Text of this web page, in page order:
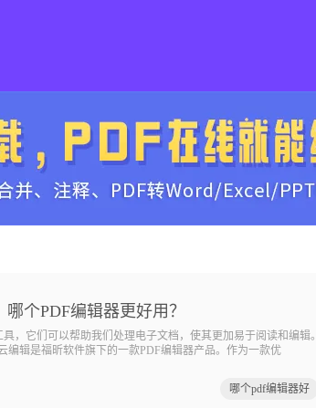
个PDF编辑器更好用？
，它们可以帮助我们处理电子文档，使其更加易于阅读和编
编辑是福昕软件旗下的一款PDF编辑器产品。作为一款优
哪个pdf编辑器好